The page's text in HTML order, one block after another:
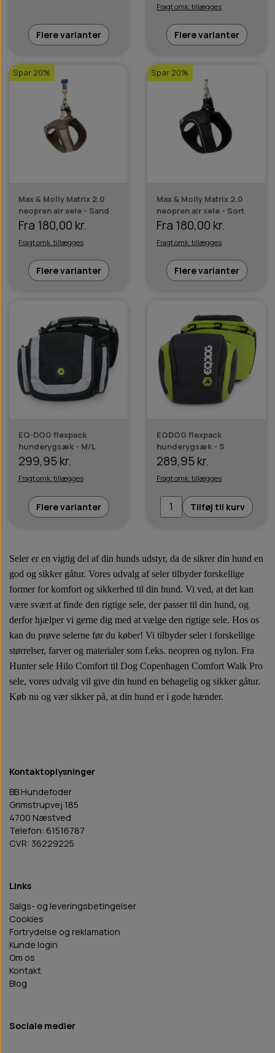
Flere varianter
Fragt omk. tillægges
Flere varianter
Spar 20%
Max & Molly Matrix 2.0
neopren air sele - Sand
Fra 180,00 kr.
Fragt omk. tillægges
Flere varianter
Spar 20%
Max & Molly Matrix 2.0
neopren air sele - Sort
Fra 180,00 kr.
Fragt omk. tillægges
Flere varianter
EQ-DOG flexpack
hunderygsæk - M/L
299,95 kr.
Fragt omk. tillægges
Flere varianter
EQDOG flexpack
hunderygsæk - S
289,95 kr.
Fragt omk. tillægges
Tilføj til kurv
Seler er en vigtig del af din hunds udstyr, da de sikrer din hund en
god og sikker gåtur. Vores udvalg af seler tilbyder forskellige
former for komfort og sikkerhed til din hund. Vi ved, at det kan
være svært at finde den rigtige sele, der passer til din hund, og
derfor hjælper vi gerne dig med at vælge den rigtige sele. Hos os
kan du prøve selerne før du køber! Vi tilbyder seler i forskellige
størrelser, farver og materialer som f.eks. neopren og nylon. Fra
Hunter sele Hilo Comfort til Dog Copenhagen Comfort Walk Pro
sele, vores udvalg vil give din hund en behagelig og sikker gåtur.
Køb nu og vær sikker på, at din hund er i gode hænder.
Kontaktoplysninger
BB Hundefoder
Grimstrupvej 185
4700 Næstved
Telefon: 61516787
CVR: 36229225
Links
Salgs- og leveringsbetingelser
Cookies
Fortrydelse og reklamation
Kunde login
Om os
Kontakt
Blog
Sociale medier